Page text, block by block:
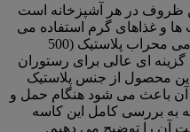
ظروف در هر آشپزخانه است
و غذاهای گرم استفاده می
شود. کاسه خورشتی سنگین 300گرمی محراب پلاستیک (500
گزینه ای عالی برای رستوران
محصول از جنس پلاستیک
باعث می شود هنگام حمل و
به بررسی کامل این کاسه
آن را توضیح می دهیم.